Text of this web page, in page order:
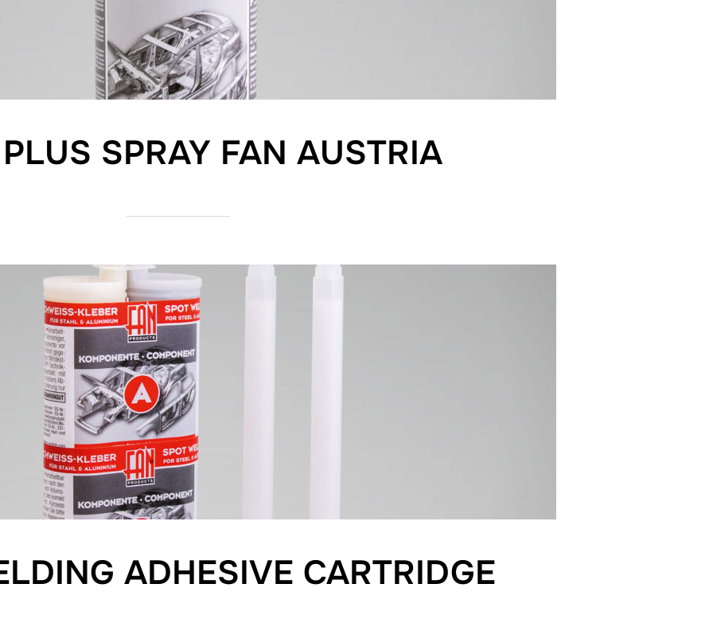
SPRAY FAN AUSTRIA
ADHESIVE CARTRIDGE